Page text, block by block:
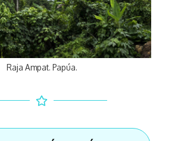
Raja Ampat. Papúa.